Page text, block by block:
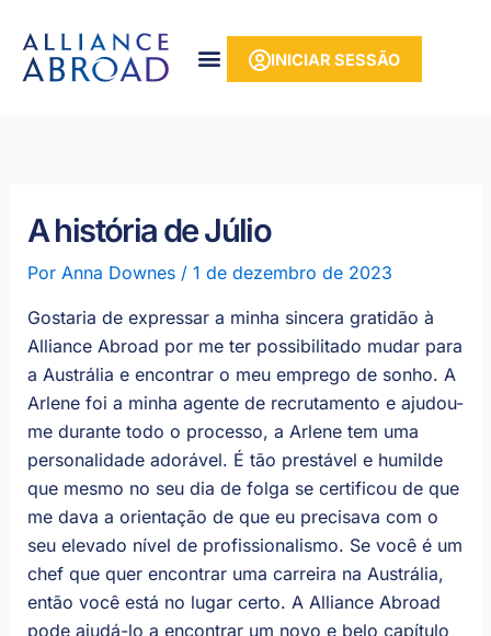
conteúdo
para
INICIAR SESSÃO
A história de Júlio
Por Anna Downes / 1 de dezembro de 2023
Gostaria de expressar a minha sincera gratidão à
Alliance Abroad por me ter possibilitado mudar para
a Austrália e encontrar o meu emprego de sonho. A
Arlene foi a minha agente de recrutamento e ajudou-
me durante todo o processo, a Arlene tem uma
personalidade adorável. É tão prestável e humilde
que mesmo no seu dia de folga se certificou de que
me dava a orientação de que eu precisava com o
seu elevado nível de profissionalismo. Se você é um
chef que quer encontrar uma carreira na Austrália,
então você está no lugar certo. A Alliance Abroad
pode ajudá-lo a encontrar um novo e belo capítulo